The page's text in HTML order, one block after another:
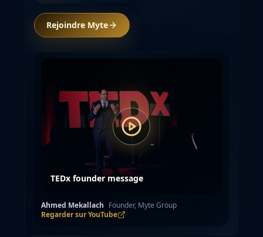
Rejoindre Myte
TEDx founder message
Ahmed Mekallach Founder, Myte Group
Regarder sur YouTube